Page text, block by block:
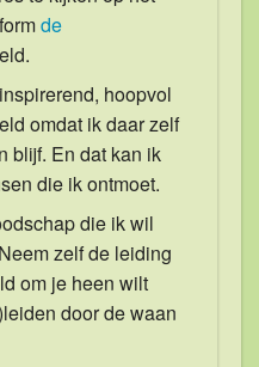
de
hoopvol
omdat ik daar zelf
blijf. En dat kan ik
die ik ontmoet.
die ik wil
zelf de leiding
om je heen wilt
door de waan